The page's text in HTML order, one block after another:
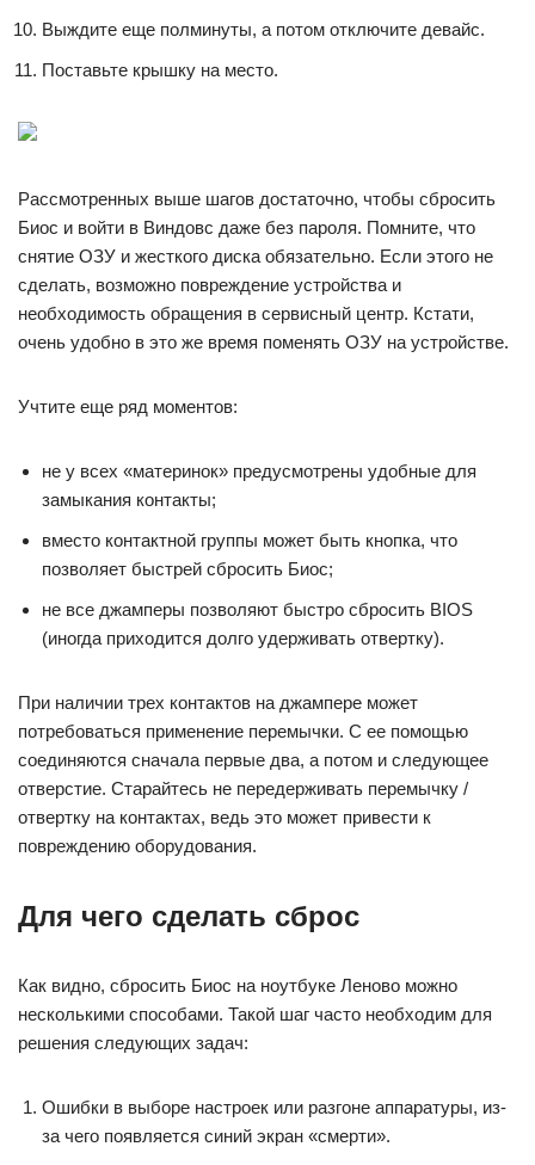
Выждите еще полминуты, а потом отключите девайс.
Поставьте крышку на место.
Рассмотренных выше шагов достаточно, чтобы сбросить
Биос и войти в Виндовс даже без пароля. Помните, что
снятие ОЗУ и жесткого диска обязательно. Если этого не
сделать, возможно повреждение устройства и
необходимость обращения в сервисный центр. Кстати,
очень удобно в это же время поменять ОЗУ на устройстве.
Учтите еще ряд моментов:
не у всех «материнок» предусмотрены удобные для
замыкания контакты;
вместо контактной группы может быть кнопка, что
позволяет быстрей сбросить Биос;
не все джамперы позволяют быстро сбросить BIOS
(иногда приходится долго удерживать отвертку).
При наличии трех контактов на джампере может
потребоваться применение перемычки. С ее помощью
соединяются сначала первые два, а потом и следующее
отверстие. Старайтесь не передерживать перемычку /
отвертку на контактах, ведь это может привести к
повреждению оборудования.
Для чего сделать сброс
Как видно, сбросить Биос на ноутбуке Леново можно
несколькими способами. Такой шаг часто необходим для
решения следующих задач:
Ошибки в выборе настроек или разгоне аппаратуры, из-
за чего появляется синий экран «смерти».